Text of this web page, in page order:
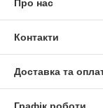
Про нас
Контакти
Доставка та